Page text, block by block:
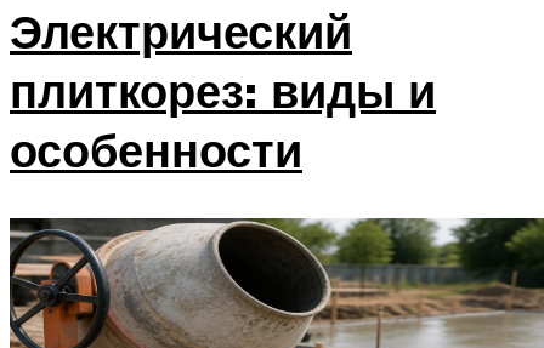
Электрический
плиткорез: виды и
особенности